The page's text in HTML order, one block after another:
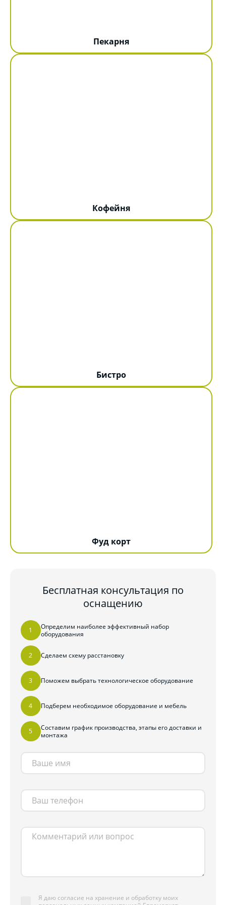
Пекарня
Кофейня
Бистро
Фуд корт
Бесплатная консультация по
оснащению
Определим наиболее эффективный набор
оборудования
Сделаем схему расстановку
Поможем выбрать технологическое оборудование
Подберем необходимое оборудование и мебель
Составим график производства, этапы его доставки и
монтажа
Я даю согласие на хранение и обработку моих